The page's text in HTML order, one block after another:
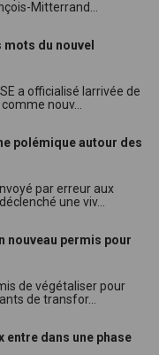
Mitterrand...
mots du nouvel
a officialisé larrivée de
nouv...
polémique autour des
par erreur aux
une viv...
nouveau permis pour
de végétaliser pour
de transfor...
entre dans une phase